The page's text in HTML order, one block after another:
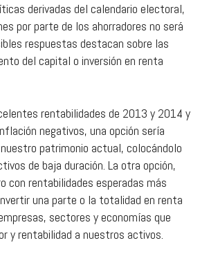
derivadas del calendario electoral,
por parte de los ahorradores no será
respuestas destacan sobre las
del capital o inversión en renta
rentabilidades de 2013 y 2014 y
negativos, una opción sería
patrimonio actual, colocándolo
de baja duración. La otra opción,
con rentabilidades esperadas más
una parte o la totalidad en renta
sectores y economías que
y rentabilidad a nuestros activos.